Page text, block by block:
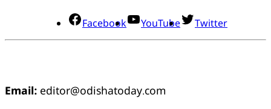
Facebook YouTube Twitter
Email: editor@odishatoday.com